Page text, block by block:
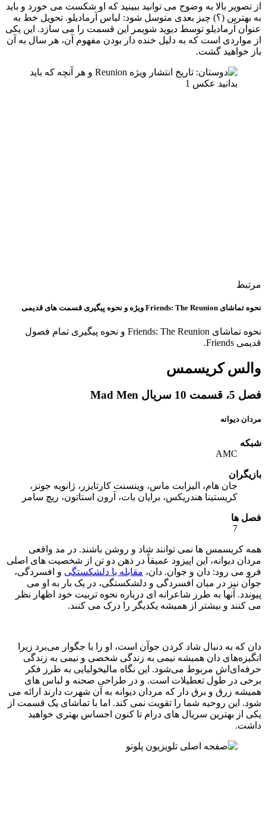
از تصویر بالا به وضوح می توانید ببینید که او شکست می خورد و باید
به بهترین (؟) چیز بعدی متوسل شود: لباس آرمادیلو. تحویل خط به
عنوان آرمادیلو توسط دیوید شویمر این قسمت را می سازد. این یکی
از مواردی است که به دلیل خنده دار بودن مفهوم آن، هر سال به آن
باز خواهید گشت.
مرتبط
نحوه تماشای Friends: The Reunion ویژه و نحوه پیگیری قسمت های قدیمی
نحوه تماشای Friends: The Reunion و نحوه پیگیری تمام فصول
قدیمی Friends.
والس کریسمس
فصل 5، قسمت 10 سریال Mad Men
مردان دیوانه
شبکه
AMC
بازیگران
جان هام، الیزابت ماس، وینسنت کارتایزر، ژانویه جونز،
کریستینا هندریکس، برایان بات، آرون استاتون، ریچ سامر
فصل ها
7
همه کریسمس ها نمی توانند شاد و روشن باشند. در مد واقعی
مردان دیوانه، این اپیزود عمیقاً در ذهن دو تن از شخصیت های اصلی
فرو می رود: دان و جوان. دان، مقابله با دلشکستگی و افسردگی،
جوآن نیز در میان افسردگی و دلشکستگی، در یک بار به او می
پیوندد. آنها به طرز شاعرانه ای درباره نحوه تربیت خود اظهار نظر
می کنند و بیشتر از همیشه یکدیگر را درک می کنند.
دان که به دنبال شاد کردن جوآن است، او را با جگوار می‌برد زیرا
انگیزه‌های دان همیشه نیمی به زندگی شخصی و نیمی به زندگی
حرفه‌ای‌اش مربوط می‌شود. این نگاه مالیخولیایی به طرز فکر
برخی در طول تعطیلات است. و در طراحی صحنه و لباس های
همیشه زرق و برق دار که مردان دیوانه به آن شهرت دارند ارائه می
شود. این روحیه شما را تقویت نمی کند. اما با تماشای یک قسمت از
یکی از بهترین سریال های درام تا کنون احساس بهتری خواهید
داشت.